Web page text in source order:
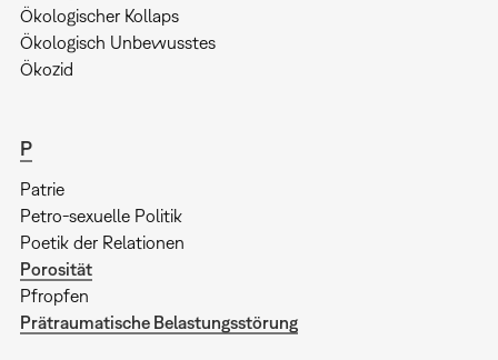
Ökologischer Kollaps
Ökologisch Unbewusstes
Ökozid
P
Patrie
Petro-sexuelle Politik
Poetik der Relationen
Porosität
Pfropfen
Prätraumatische Belastungsstörung